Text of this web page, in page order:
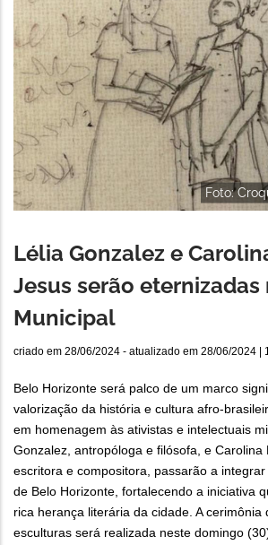
Foto:
Lélia Gonzalez e
Jesus serão eternizadas
Municipal
criado em 28/06/2024 - atualizado em 28/06/2024 |
Belo Horizonte será palco de um marco
valorização da história e cultura afro-
em homenagem às ativistas e intelectuais
Gonzalez, antropóloga e filósofa, e Carolina
escritora e compositora, passarão a
de Belo Horizonte, fortalecendo a iniciativa
rica herança literária da cidade. A cerimônia
esculturas será realizada neste domingo